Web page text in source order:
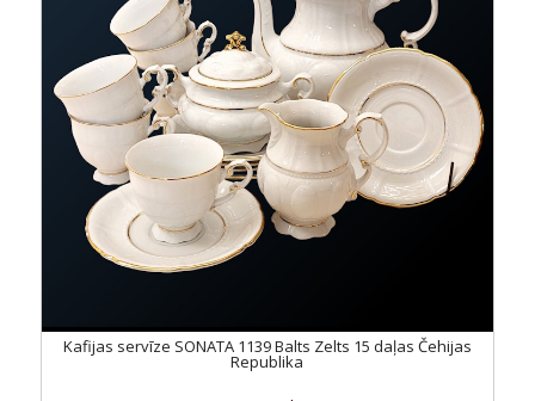
Kafijas servīze SONATA 1139 Balts Zelts 15 daļas Čehijas
Republika